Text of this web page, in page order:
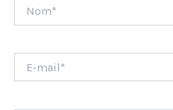
mail*